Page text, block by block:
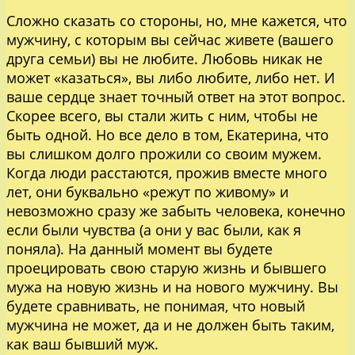
Сложно сказать со стороны, но, мне кажется, что
мужчину, с которым вы сейчас живете (вашего
друга семьи) вы не любите. Любовь никак не
может «казаться», вы либо любите, либо нет. И
ваше сердце знает точный ответ на этот вопрос.
Скорее всего, вы стали жить с ним, чтобы не
быть одной. Но все дело в том, Екатерина, что
вы слишком долго прожили со своим мужем.
Когда люди расстаются, прожив вместе много
лет, они буквально «режут по живому» и
невозможно сразу же забыть человека, конечно
если были чувства (а они у вас были, как я
поняла). На данный момент вы будете
проецировать свою старую жизнь и бывшего
мужа на новую жизнь и на нового мужчину. Вы
будете сравнивать, не понимая, что новый
мужчина не может, да и не должен быть таким,
как ваш бывший муж.